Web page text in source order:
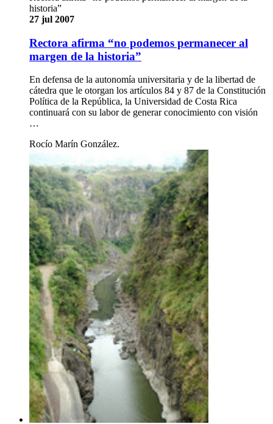
historia”
27 jul 2007
Rectora afirma “no podemos permanecer al
margen de la historia”
En defensa de la autonomía universitaria y de la libertad de
cátedra que le otorgan los artículos 84 y 87 de la Constitución
Política de la República, la Universidad de Costa Rica
continuará con su labor de generar conocimiento con visión
…
Rocío Marín González.